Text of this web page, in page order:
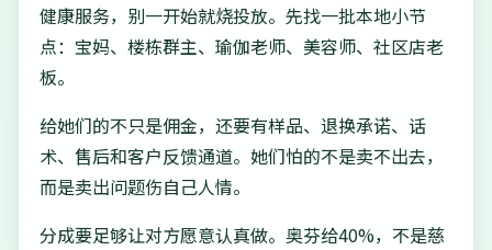
健康服务，别一开始就烧投放。先找一批本地小节
点：宝妈、楼栋群主、瑜伽老师、美容师、社区店老
板。
给她们的不只是佣金，还要有样品、退换承诺、话
术、售后和客户反馈通道。她们怕的不是卖不出去，
而是卖出问题伤自己人情。
分成要足够让对方愿意认真做。奥芬给40%，不是慈